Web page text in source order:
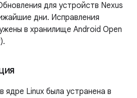
для устройств Nexus
дни. Исправления
в хранилище Android Open
ядре Linux была устранена в